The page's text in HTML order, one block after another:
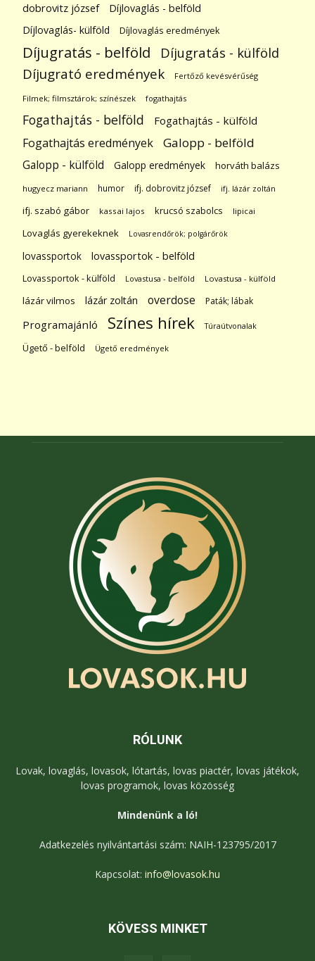
dobrovitz józsef
Díjlovaglás - belföld
Díjlovaglás- külföld
Díjlovaglás eredmények
Díjugratás - belföld Díjugratás - külföld
Díjugrató eredmények Fertőző kevésvérűség
Filmek; filmsztárok; színészek fogathajtás
Fogathajtás - belföld Fogathajtás - külföld
Fogathajtás eredmények Galopp - belföld
Galopp - külföld Galopp eredmények horváth balázs
hugyecz mariann humor ifj. dobrovitz józsef ifj. lázár zoltán
ifj. szabó gábor kassai lajos krucsó szabolcs lipicai
Lovaglás gyerekeknek Lovasrendőrök; polgárőrök
lovassportok lovassportok - belföld
Lovassportok - külföld Lovastusa - belföld Lovastusa - külföld
lázár vilmos lázár zoltán overdose Paták; lábak
Programajánló Színes hírek Túraútvonalak
Ügető - belföld Ügető eredmények
RÓLUNK
Lovak, lovaglás, lovasok, lótartás, lovas piactér, lovas játékok,
lovas programok, lovas közösség
Mindenünk a ló!
Adatkezelés nyilvántartási szám: NAIH-123795/2017
Kapcsolat: info@lovasok.hu
KÖVESS MINKET